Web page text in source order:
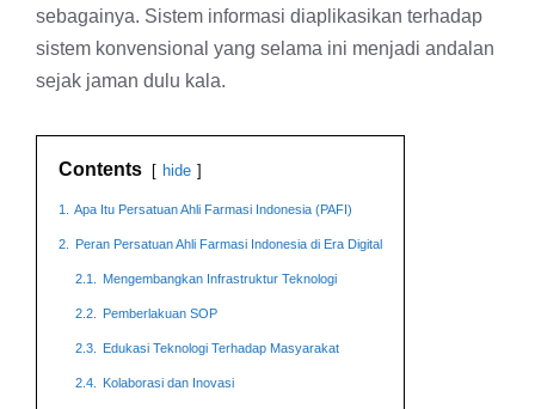
sebagainya. Sistem informasi diaplikasikan terhadap
sistem konvensional yang selama ini menjadi andalan
sejak jaman dulu kala.
Contents hide
1. Apa Itu Persatuan Ahli Farmasi Indonesia (PAFI)
2. Peran Persatuan Ahli Farmasi Indonesia di Era Digital
2.1. Mengembangkan Infrastruktur Teknologi
2.2. Pemberlakuan SOP
2.3. Edukasi Teknologi Terhadap Masyarakat
2.4. Kolaborasi dan Inovasi